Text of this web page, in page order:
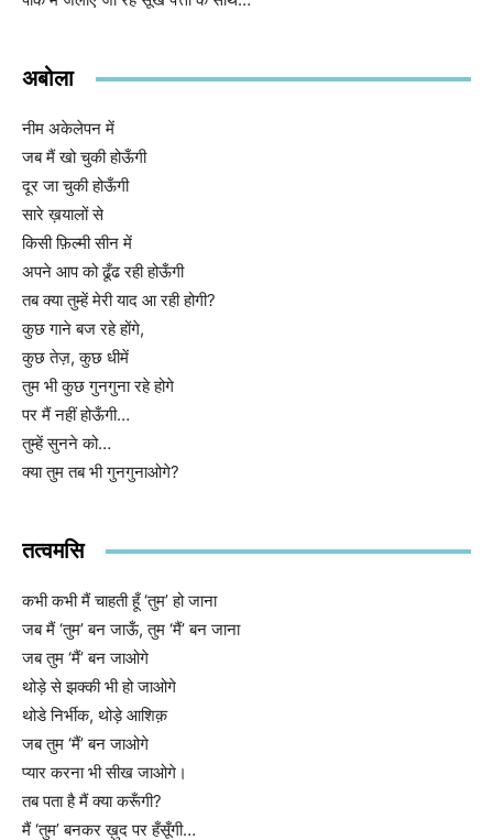
अबोला
नीम अकेलेपन में
जब मैं खो चुकी होऊँगी
दूर जा चुकी होऊँगी
सारे ख़यालों से
किसी फ़िल्मी सीन में
अपने आप को ढूँढ रही होऊँगी
तब क्या तुम्हें मेरी याद आ रही होगी?
कुछ गाने बज रहे होंगे,
कुछ तेज़, कुछ धीमें
तुम भी कुछ गुनगुना रहे होगे
पर मैं नहीं होऊँगी…
तुम्हें सुनने को…
क्या तुम तब भी गुनगुनाओगे?
तत्वमसि
कभी कभी मैं चाहती हूँ ‘तुम’ हो जाना
जब मैं ‘तुम’ बन जाऊँ, तुम ‘मैं’ बन जाना
जब तुम ‘मैं’ बन जाओगे
थोड़े से झक्की भी हो जाओगे
थोडे निर्भीक, थोड़े आशिक़
जब तुम ‘मैं’ बन जाओगे
प्यार करना भी सीख जाओगे।
तब पता है मैं क्या करूँगी?
मैं ‘तुम’ बनकर ख़ुद पर हँसूँगी…